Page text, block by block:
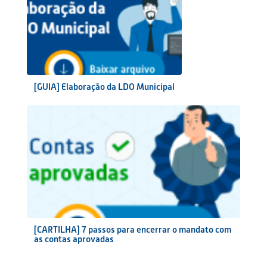
[GUIA] Elaboração da LDO Municipal
[CARTILHA] 7 passos para encerrar o mandato com
as contas aprovadas